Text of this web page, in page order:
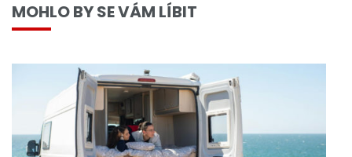
MOHLO BY SE VÁM LÍBIT